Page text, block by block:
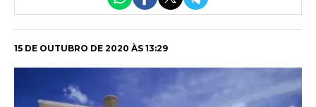
15 DE OUTUBRO DE 2020 ÀS 13:29